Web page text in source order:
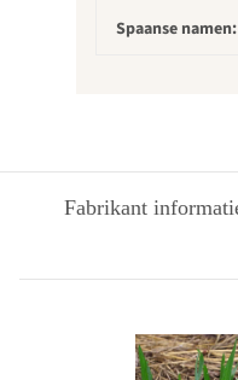
Spaanse namen:
Fabrikant